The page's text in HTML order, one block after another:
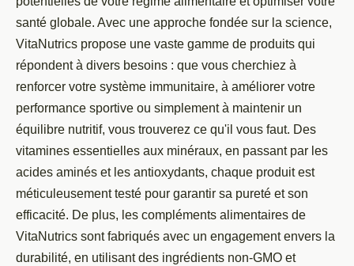
santé globale. Avec une approche fondée sur la science,
VitaNutrics propose une vaste gamme de produits qui
répondent à divers besoins : que vous cherchiez à
renforcer votre système immunitaire, à améliorer votre
performance sportive ou simplement à maintenir un
équilibre nutritif, vous trouverez ce qu'il vous faut. Des
vitamines essentielles aux minéraux, en passant par les
acides aminés et les antioxydants, chaque produit est
méticuleusement testé pour garantir sa pureté et son
efficacité. De plus, les compléments alimentaires de
VitaNutrics sont fabriqués avec un engagement envers la
durabilité, en utilisant des ingrédients non-GMO et